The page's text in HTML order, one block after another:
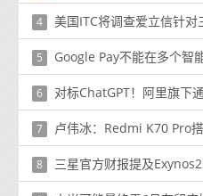
4 美国ITC将调查爱立信针
5 Google Pay不能在多个智
6 对标ChatGPT！阿里旗下
7 卢伟冰：Redmi K70 Pro
8 三星官方财报提及